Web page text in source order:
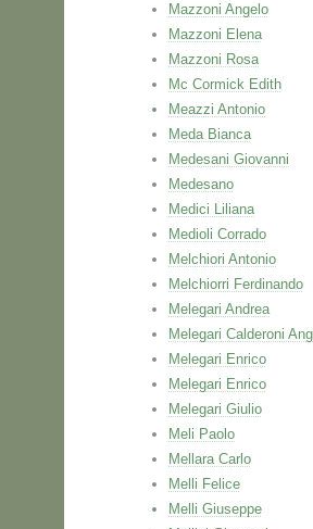
Mazzoni Angelo
Mazzoni Elena
Mazzoni Rosa
Mc Cormick Edith
Meazzi Antonio
Meda Bianca
Medesani Giovanni
Medesano
Medici Liliana
Medioli Corrado
Melchiori Antonio
Melchiorri Ferdinando
Melegari Andrea
Melegari Calderoni
Melegari Enrico
Melegari Enrico
Melegari Giulio
Meli Paolo
Mellara Carlo
Melli Felice
Melli Giuseppe